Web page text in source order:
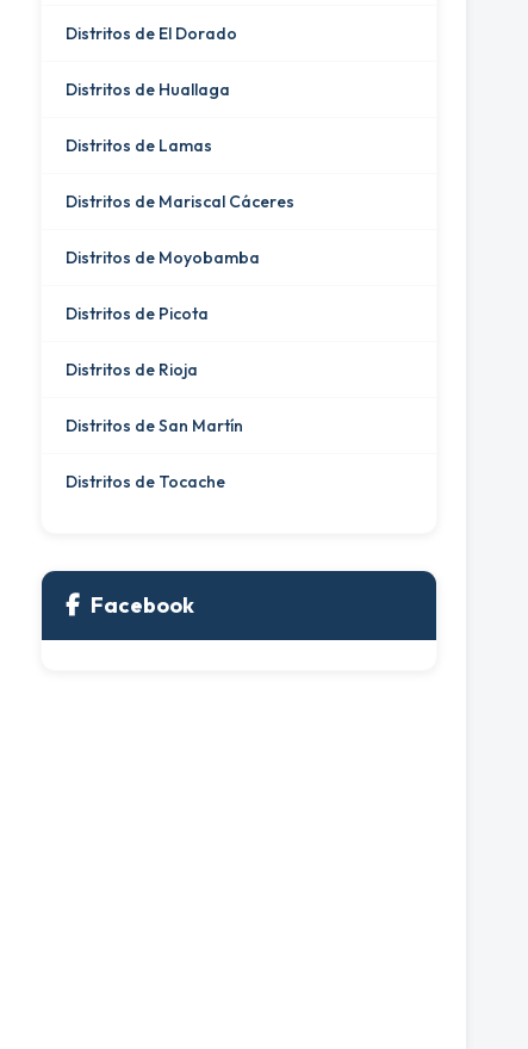
Distritos de El Dorado
Distritos de Huallaga
Distritos de Lamas
Distritos de Mariscal Cáceres
Distritos de Moyobamba
Distritos de Picota
Distritos de Rioja
Distritos de San Martín
Distritos de Tocache
Facebook